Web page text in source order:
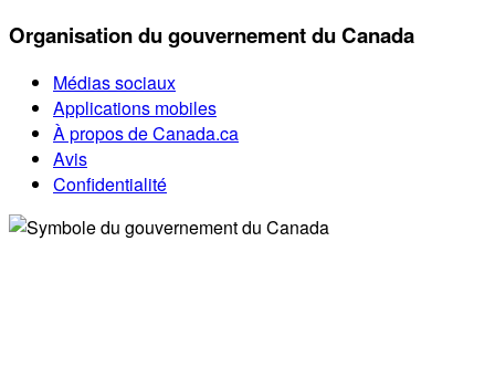
Organisation du gouvernement du Canada
Médias sociaux
Applications mobiles
À propos de Canada.ca
Avis
Confidentialité